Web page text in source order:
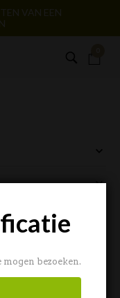
VAN EEN
mogen bezoeken.